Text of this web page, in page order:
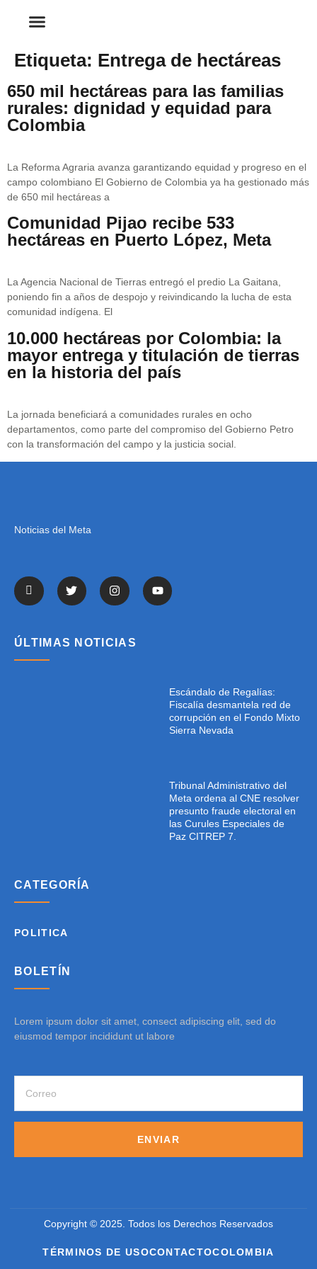
Etiqueta: Entrega de hectáreas
650 mil hectáreas para las familias
rurales: dignidad y equidad para
Colombia
La Reforma Agraria avanza garantizando equidad y progreso en el
campo colombiano El Gobierno de Colombia ya ha gestionado más
de 650 mil hectáreas a
Comunidad Pijao recibe 533
hectáreas en Puerto López, Meta
La Agencia Nacional de Tierras entregó el predio La Gaitana,
poniendo fin a años de despojo y reivindicando la lucha de esta
comunidad indígena. El
10.000 hectáreas por Colombia: la
mayor entrega y titulación de tierras
en la historia del país
La jornada beneficiará a comunidades rurales en ocho
departamentos, como parte del compromiso del Gobierno Petro
con la transformación del campo y la justicia social.
Noticias del Meta
ÚLTIMAS NOTICIAS
Escándalo de Regalías:
Fiscalía desmantela red de
corrupción en el Fondo Mixto
Sierra Nevada
Tribunal Administrativo del
Meta ordena al CNE resolver
presunto fraude electoral en
las Curules Especiales de
Paz CITREP 7.
CATEGORÍA
POLITICA
BOLETÍN
Lorem ipsum dolor sit amet, consect adipiscing elit, sed do
eiusmod tempor incididunt ut labore
ENVIAR
Copyright © 2025. Todos los Derechos Reservados
TÉRMINOS DE USOCONTACTOCOLOMBIA